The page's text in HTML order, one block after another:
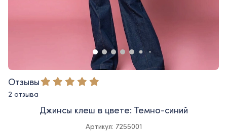
Отзывы
2 отзыва
Джинсы клеш в цвете: Темно-синий
Артикул: 7255001